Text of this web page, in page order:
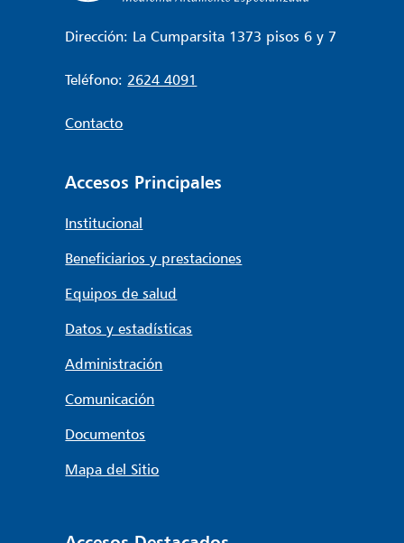
Dirección: La Cumparsita 1373 pisos 6 y 7
Teléfono: 2624 4091
Contacto
Accesos Principales
Institucional
Beneficiarios y prestaciones
Equipos de salud
Datos y estadísticas
Administración
Comunicación
Documentos
Mapa del Sitio